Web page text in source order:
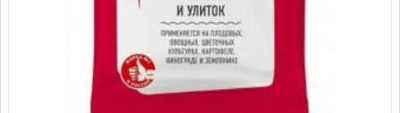
Средство от улиток Слизнеед НЕО
Профи (1 кг)